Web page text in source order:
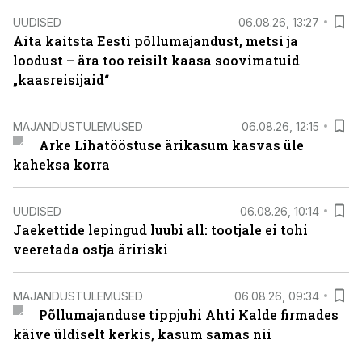
UUDISED 06.08.26, 13:27
Aita kaitsta Eesti põllumajandust, metsi ja
loodust – ära too reisilt kaasa soovimatuid
„kaasreisijaid“
MAJANDUSTULEMUSED 06.08.26, 12:15
Arke Lihatööstuse ärikasum kasvas üle
kaheksa korra
UUDISED 06.08.26, 10:14
Jaekettide lepingud luubi all: tootjale ei tohi
veeretada ostja äririski
MAJANDUSTULEMUSED 06.08.26, 09:34
Põllumajanduse tippjuhi Ahti Kalde firmades
käive üldiselt kerkis, kasum samas nii